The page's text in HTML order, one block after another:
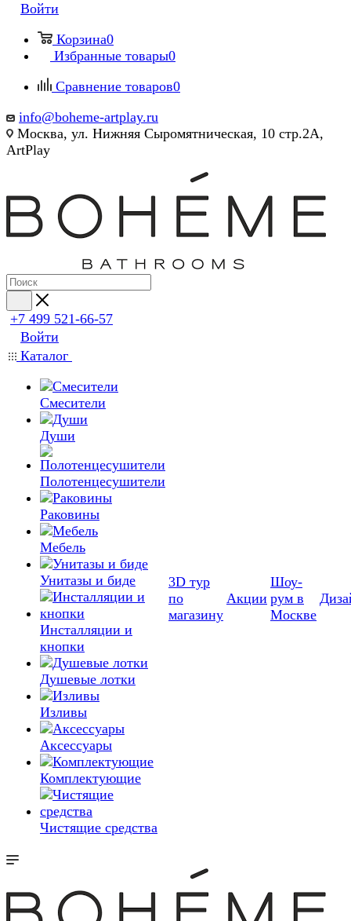
Войти
Корзина0
Избранные товары0
Сравнение товаров0
info@boheme-artplay.ru
Москва, ул. Нижняя Сыромятническая, 10 стр.2А,
ArtPlay
+7 499 521-66-57
Войти
Каталог
Смесители
Души
Полотенцесушители
Раковины
Мебель
Унитазы и биде
Инсталляции и
кнопки
Душевые лотки
Изливы
Аксессуары
Комплектующие
Чистящие средства
3D тур
по
магазину
Акции
Шоу-
рум в
Москве